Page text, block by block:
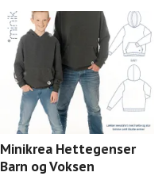
Minikrea Hettegenser
Barn og Voksen